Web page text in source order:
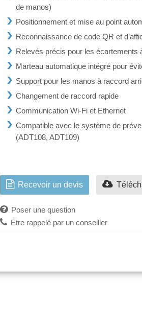
de manos)
Positionnement et mise au point
Reconnaissance de code QR et
Relevés précis pour les écartements
Marteau automatique intégré pour
Support pour les manos à raccord
Changement de raccord rapide
Communication Wi-Fi et Ethernet
Compatible avec le système de
(ADT108, ADT109)
Recevoir un devis
Poser une question
Etre rappelé par un conseiller